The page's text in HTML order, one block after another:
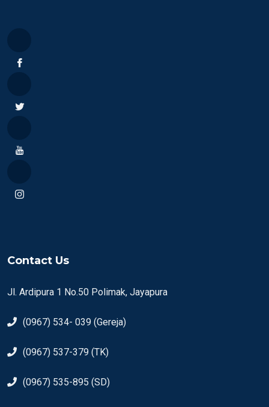
Contact Us
Jl. Ardipura 1 No.50 Polimak, Jayapura
(0967) 534- 039 (Gereja)
(0967) 537-379 (TK)
(0967) 535-895 (SD)